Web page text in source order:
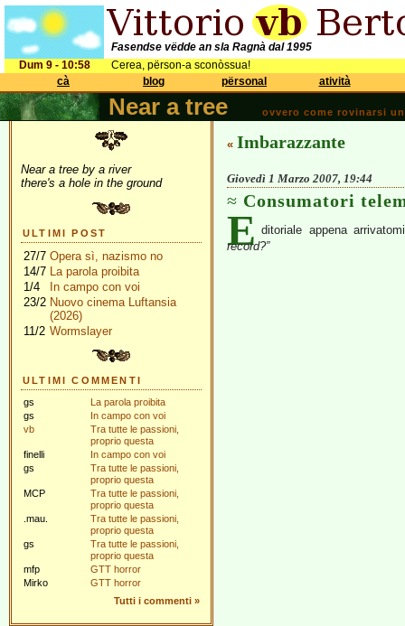
Fasendse vëdde an sla Ragnà dal 1995
Dum 9 - 10:58
Cerea, përson-a sconòssua!
cà
blog përsonal atività
Near a tree ovvero come rovinarsi
Near a tree by a river
there's a hole in the ground
ULTIMI POST
27/7 Opera sì, nazismo no
14/7 La parola proibita
1/4
In campo con voi
23/2 Nuovo cinema Luftansia
(2026)
11/2 Wormslayer
ULTIMI COMMENTI
gs
La parola proibita
gs
In campo con voi
vb
Tra tutte le passioni,
proprio questa
finelli
In campo con voi
gs
Tra tutte le passioni,
proprio questa
MCP
Tra tutte le passioni,
proprio questa
.mau.
Tra tutte le passioni,
proprio questa
gs
Tra tutte le passioni,
proprio questa
mfp
GTT horror
Mirko
GTT horror
Tutti i commenti »
« Imbarazzante
Giovedì 1 Marzo 2007, 19:44
Consumatori
E ditoriale appena
record?”